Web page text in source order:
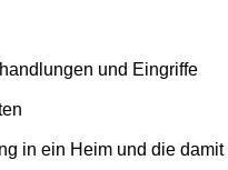
und Eingriffe
in ein Heim und die